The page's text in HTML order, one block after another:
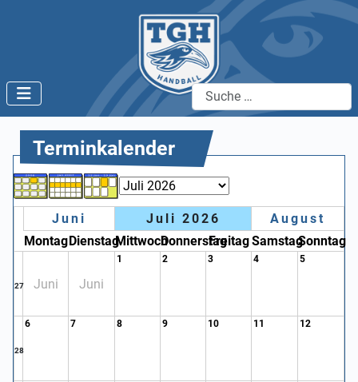
Suchen
Terminkalender
Juni Juli 2026
August
MontagDienstagMittwochDonnerstagFreitagSamstagSonntag
27 Juni Juni
1 2 3 4 5
28
6 7 8 9 10 11 12